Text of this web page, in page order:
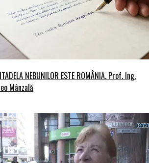
NEBUNILOR ESTE ROMÂNIA. Prof. Ing.
Mânzală